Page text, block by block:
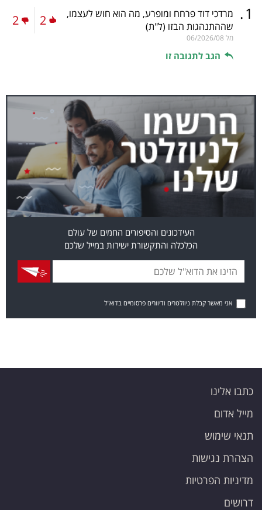
1
. מרדכי דוד פרחח ומופרע, מה הוא חוש לעצמו,
שההתנהגות הבזו (ל"ת)
מל 06/2026/08
הגב לתגובה זו
2
2
העידכונים והסיפורים החמים של עולם
הכלכלה והתקשורת ישירות במייל שלכם
אני מאשר קבלת ניוזלטרים ודיוורים פרסומיים בדוא"ל
כתבו אלינו
מייל אדום
תנאי שימוש
הצהרת נגישות
מדיניות הפרטיות
דרושים